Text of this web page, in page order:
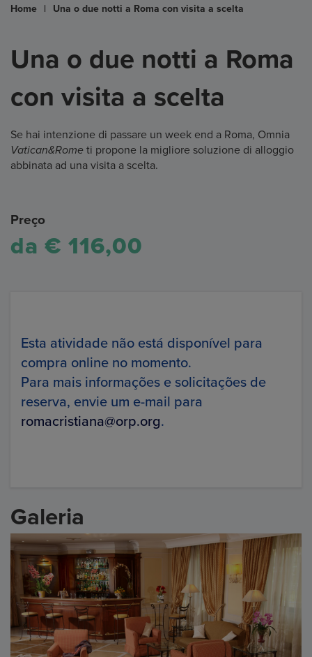
Home | Una o due notti a Roma con visita a scelta
Una o due notti a Roma
con visita a scelta
Se hai intenzione di passare un week end a Roma, Omnia
Vatican&Rome ti propone la migliore soluzione di alloggio
abbinata ad una visita a scelta.
Preço
da € 116,00
Esta atividade não está disponível para
compra online no momento.
Para mais informações e solicitações de
reserva, envie um e-mail para
romacristiana@orp.org.
Galeria